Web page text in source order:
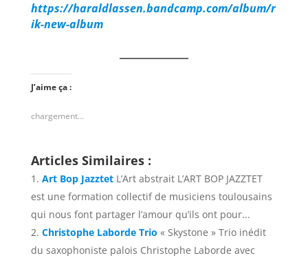
https://haraldlassen.bandcamp.com/album/r
ik-new-album
J’aime ça :
chargement…
Articles Similaires :
Art Bop Jazztet L’Art abstrait L’ART BOP JAZZTET
est une formation collectif de musiciens toulousains
qui nous font partager l’amour qu’ils ont pour...
Christophe Laborde Trio « Skystone » Trio inédit
du saxophoniste palois Christophe Laborde avec